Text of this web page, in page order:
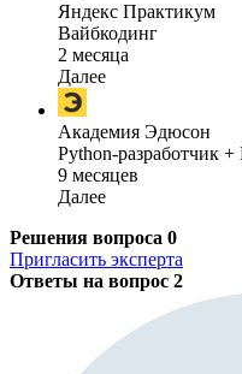
Яндекс Практикум
Вайбкодинг
2 месяца
Далее
Академия Эдюсон
Python-разработчик
9 месяцев
Далее
Решения вопроса 0
Пригласить эксперта
Ответы на вопрос 2